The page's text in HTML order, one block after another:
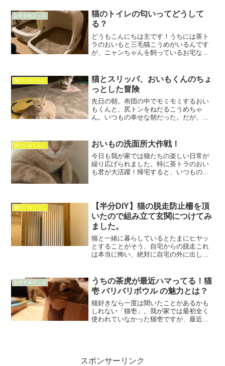
のおいもにはその速度は無理なようで
す。猫が出せる最高速度は...
おすすめグッズ
猫のトイレの匂いってどうして
る？
どうもこんにちは主です！うちには茶ト
ラのおいもと三毛猫こうめがいるんです
が、ニャンちゃんを飼っているお宅なら
いろいろ置く場所は人それぞれ違うと思
いますですが、ニャンのう...
猫のいるくらし
猫とスリッパ、おいもくんのちょ
っとした冒険
先日の朝。布団の中でモミモミするおい
もくんと、尻トンをねだるこうめちゃ
ん。いつもの幸せな朝だった。だが、こ
リッパを独占し、ママが代わりに僕のス
リッパを履いてキッチンへ行っ...
猫のいるくらし おいもの洗面所大作戦！
今日も我が家では猫たちの楽しい日常が
繰り広げられました。特に茶トラのおい
も君が大活躍！帰宅すると、いつものよ
の要求は明確で、「あけろ...
猫のいるくらし
【半分DIY】猫の脱走防止柵を頂
いたので組み立て玄関につけてみ
ました。
猫と一緒に暮らしているとたまにヒヤッ
とすることがそう、自宅からの脱走これ
は本当に怖い、絶対に自宅の外に出した
前一緒にいた猫も車に轢かれてしまいま
した、その時は骨折ですみ...
おすすめグッズ
うちの茶虎が最近ハマってる！猫
壱 バリバリボウル の魅力とは？
猫好きなら一度は聞いたことがあるかも
しれない「猫壱」。我が家では最初全く
使われていなかった猫壱ですが、最近茶
スポンサーリンク